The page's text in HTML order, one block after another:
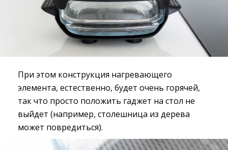
При этом конструкция нагревающего
элемента, естественно, будет очень горячей,
так что просто положить гаджет на стол не
выйдет (например, столешница из дерева
может повредиться).